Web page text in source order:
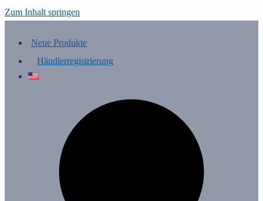
Zum Inhalt springen
Neue Produkte
Händlerregistrierung